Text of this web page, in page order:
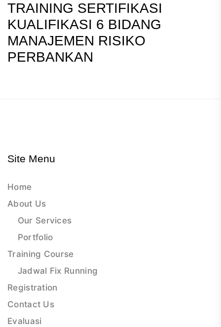
TRAINING SERTIFIKASI
KUALIFIKASI 6 BIDANG
MANAJEMEN RISIKO
PERBANKAN
Site Menu
Home
About Us
Our Services
Portfolio
Training Course
Jadwal Fix Running
Registration
Contact Us
Evaluasi